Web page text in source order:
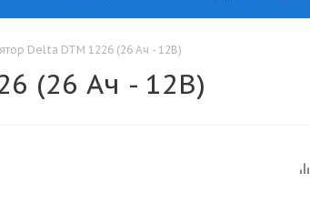
Delta DTM 1226 (26 Ач - 12В)
(26 Ач - 12В)